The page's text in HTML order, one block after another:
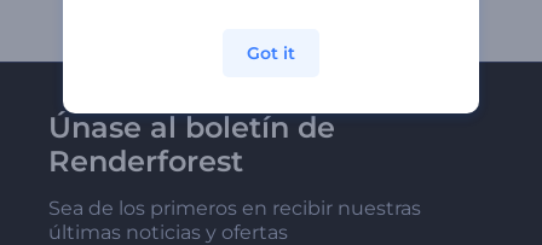
Únase al boletín de
Renderforest
Sea de los primeros en recibir nuestras
últimas noticias y ofertas
Got it